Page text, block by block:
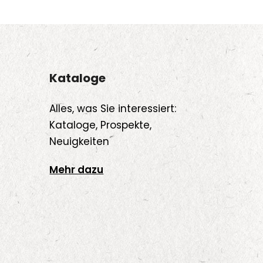
Kataloge
Alles, was Sie interessiert:
Kataloge, Prospekte,
Neuigkeiten
Mehr dazu